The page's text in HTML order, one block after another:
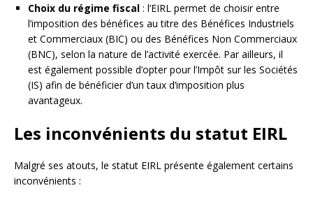
Choix du régime fiscal : l’EIRL permet de choisir entre
l’imposition des bénéfices au titre des Bénéfices Industriels
et Commerciaux (BIC) ou des Bénéfices Non Commerciaux
(BNC), selon la nature de l’activité exercée. Par ailleurs, il
est également possible d’opter pour l’Impôt sur les Sociétés
(IS) afin de bénéficier d’un taux d’imposition plus
avantageux.
Les inconvénients du statut EIRL
Malgré ses atouts, le statut EIRL présente également certains
inconvénients :